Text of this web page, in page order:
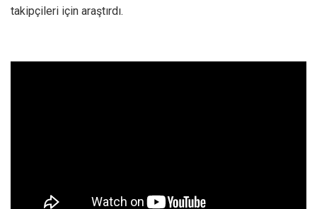
takipçileri için araştırdı.